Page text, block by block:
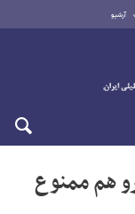
آرشیو
هم ممنوع